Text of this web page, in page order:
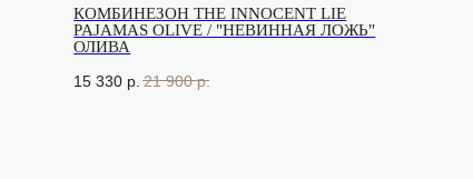
КОМБИНЕЗОН THE INNOCENT LIE
PAJAMAS OLIVE / "НЕВИННАЯ ЛОЖЬ"
ОЛИВА
15 330 р. 21 900 р.